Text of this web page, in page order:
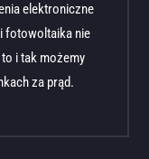
elektroniczne
fotowoltaika nie
i tak możemy
za prąd.